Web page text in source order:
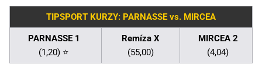
TIPSPORT KURZY: PARNASSE vs. MIRCEA
PARNASSE 1
(1,20) ⭐
Remíza X
(55,00)
MIRCEA 2
(4,04)